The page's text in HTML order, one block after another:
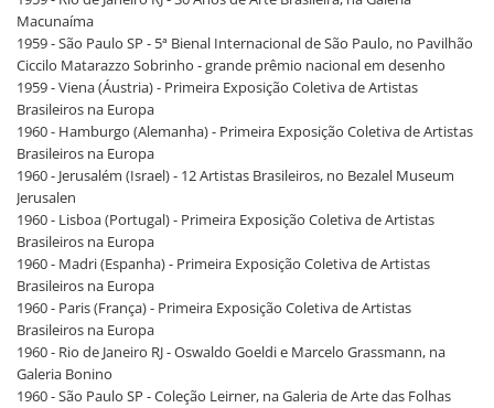
Macunaíma
1959 - São Paulo SP - 5ª Bienal Internacional de São Paulo, no Pavilhão
Ciccilo Matarazzo Sobrinho - grande prêmio nacional em desenho
1959 - Viena (Áustria) - Primeira Exposição Coletiva de Artistas
Brasileiros na Europa
1960 - Hamburgo (Alemanha) - Primeira Exposição Coletiva de Artistas
Brasileiros na Europa
1960 - Jerusalém (Israel) - 12 Artistas Brasileiros, no Bezalel Museum
Jerusalen
1960 - Lisboa (Portugal) - Primeira Exposição Coletiva de Artistas
Brasileiros na Europa
1960 - Madri (Espanha) - Primeira Exposição Coletiva de Artistas
Brasileiros na Europa
1960 - Paris (França) - Primeira Exposição Coletiva de Artistas
Brasileiros na Europa
1960 - Rio de Janeiro RJ - Oswaldo Goeldi e Marcelo Grassmann, na
Galeria Bonino
1960 - São Paulo SP - Coleção Leirner, na Galeria de Arte das Folhas